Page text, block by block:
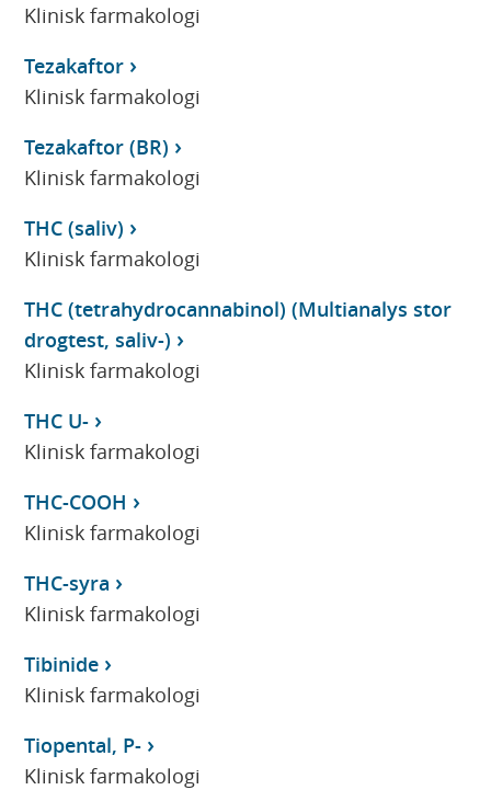
Klinisk farmakologi
Tezakaftor
Klinisk farmakologi
Tezakaftor (BR)
Klinisk farmakologi
THC (saliv)
Klinisk farmakologi
THC (tetrahydrocannabinol) (Multianalys stor
drogtest, saliv-)
Klinisk farmakologi
THC U-
Klinisk farmakologi
THC-COOH
Klinisk farmakologi
THC-syra
Klinisk farmakologi
Tibinide
Klinisk farmakologi
Tiopental, P-
Klinisk farmakologi